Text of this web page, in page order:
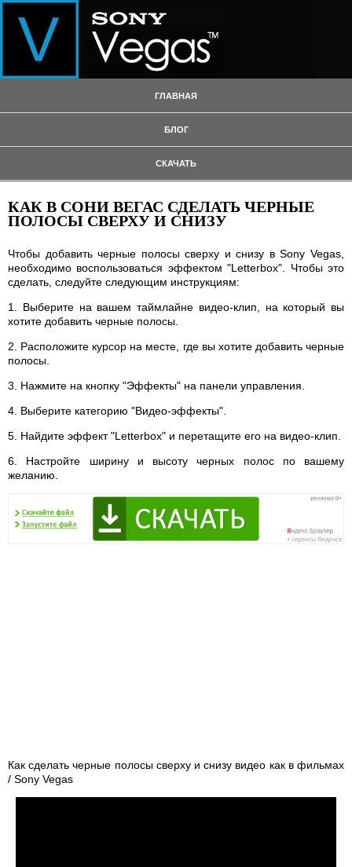
ГЛАВНАЯ
БЛОГ
СКАЧАТЬ
КАК В СОНИ ВЕГАС СДЕЛАТЬ ЧЕРНЫЕ
ПОЛОСЫ СВЕРХУ И СНИЗУ
Чтобы добавить черные полосы сверху и снизу в Sony Vegas,
необходимо воспользоваться эффектом "Letterbox". Чтобы это
сделать, следуйте следующим инструкциям:
1. Выберите на вашем таймлайне видео-клип, на который вы
хотите добавить черные полосы.
2. Расположите курсор на месте, где вы хотите добавить черные
полосы.
3. Нажмите на кнопку "Эффекты" на панели управления.
4. Выберите категорию "Видео-эффекты".
5. Найдите эффект "Letterbox" и перетащите его на видео-клип.
6. Настройте ширину и высоту черных полос по вашему
желанию.
Как сделать черные полосы сверху и снизу видео как в фильмах
/ Sony Vegas